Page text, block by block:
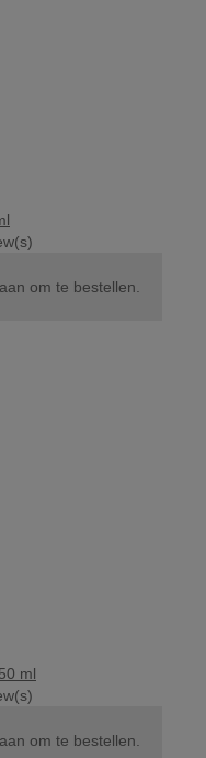
aan om te bestellen.
ml
aan om te bestellen.